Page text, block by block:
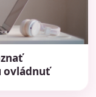
ovládnuť